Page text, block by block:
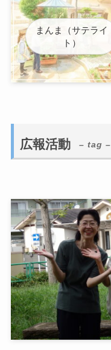
まんま（サテライ
ト）
広報活動 – tag –